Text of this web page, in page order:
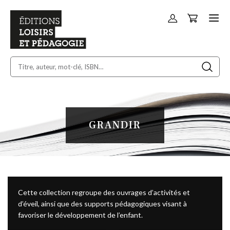
Allez
Panier
GRANDIR
Cette collection regroupe des ouvrages d’activités et
d’éveil, ainsi que des supports pédagogiques visant à
favoriser le développement de l’enfant.